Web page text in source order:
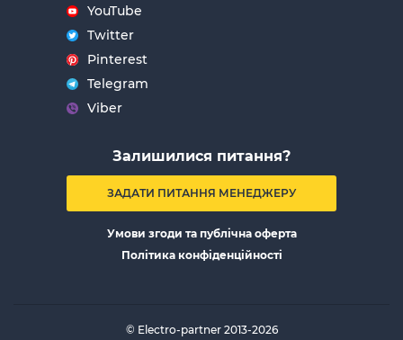
YouTube
Twitter
Pinterest
Telegram
Viber
Залишилися питання?
ЗАДАТИ ПИТАННЯ МЕНЕДЖЕРУ
Умови згоди та публічна оферта
Політика конфіденційності
© Electro-partner 2013-2026